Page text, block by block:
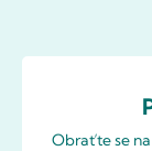
Obraťte se